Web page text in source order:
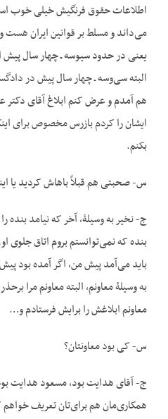
اطلاعات حقوق فرنگیش خیلی خوب
یعنی در حدود سی‏وسه ـ چهار سال پیش
البته سی‌وسه ـ چهار سال پیش در
هم آمدم و عرض کنم ابلاغ آقای دکتر
ایشان را کردم بازرس مخصوص برای
بکنم.
س- صحبتی هم قبلاً باهاش کردید یا
ج- نخیر به وسیلۀ، آخر که نیامد
بنده که نمی‌توانستم بروم اتاق جلوی
باید می‌آمد پیش من، اگر آمده بود
به وسیلۀ معاونم، البته معاونم مرا
معاونم ابلاغش را برایش فرستادم و…
س- کی بود معاونتان؟
ج- آقای هدایت بود، مسعود هدایت
همکاری‌مان هم برای‌تان تعریف